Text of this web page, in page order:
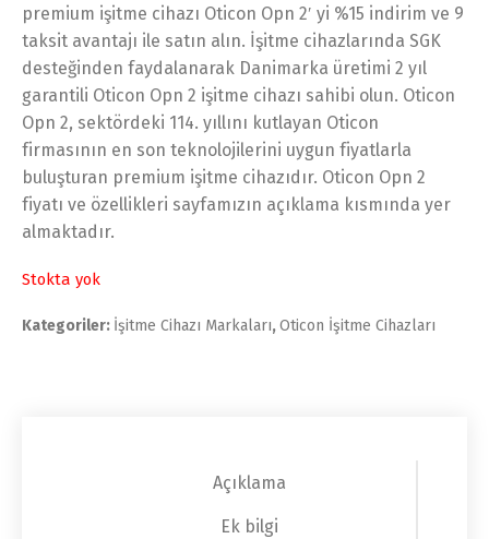
premium işitme cihazı Oticon Opn 2′ yi %15 indirim ve 9
taksit avantajı ile satın alın. İşitme cihazlarında SGK
desteğinden faydalanarak Danimarka üretimi 2 yıl
garantili Oticon Opn 2 işitme cihazı sahibi olun. Oticon
Opn 2, sektördeki 114. yıllını kutlayan Oticon
firmasının en son teknolojilerini uygun fiyatlarla
buluşturan premium işitme cihazıdır. Oticon Opn 2
fiyatı ve özellikleri sayfamızın açıklama kısmında yer
almaktadır.
Stokta yok
Kategoriler: İşitme Cihazı Markaları,Oticon İşitme Cihazları
Açıklama
Ek bilgi